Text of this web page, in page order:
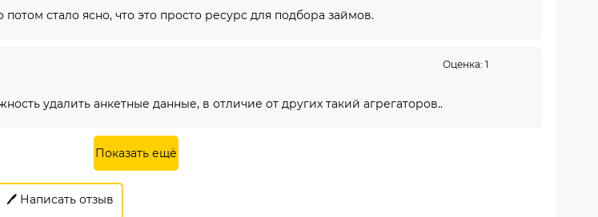
потом стало ясно, что это просто ресурс для подбора займов.
Оценка: 1
удалить анкетные данные, в отличие от других такий агрегаторов..
Показать ещё
🖊️ Написать отзыв